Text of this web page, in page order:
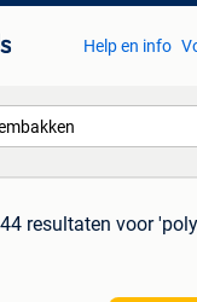
Help en info
resultaten voor